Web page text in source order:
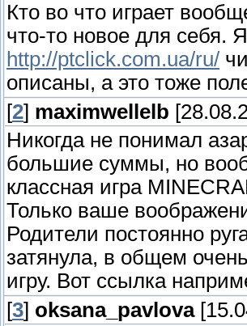
Кто во что играет
что-то новое для себя.
http://ptclick.com.ua/ru/
описаны, а это тоже
[2] maximwellelb
Никогда не понимал
большие суммы, но
классная игра
Только ваше
Родители постоянно
затянула, в общем
игру. Вот ссылка
[3] oksana_pavlova